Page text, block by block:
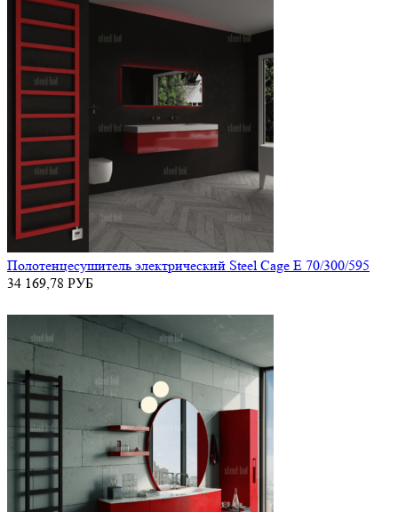
Полотенцесушитель электрический Steel Cage E 70/300/595
34 169,78 РУБ